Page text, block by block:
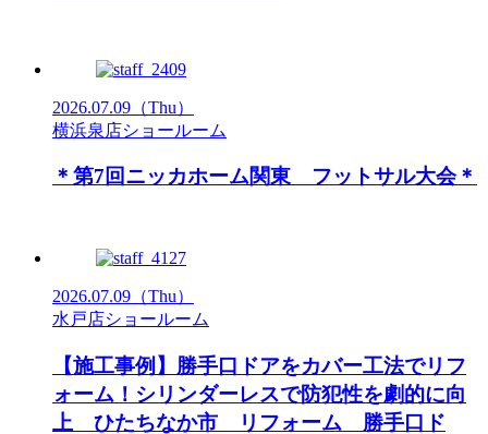
2026.07.09 （Thu）
横浜泉店ショールーム
＊第7回ニッカホーム関東 フットサル大会＊
2026.07.09 （Thu）
水戸店ショールーム
【施工事例】勝手口ドアをカバー工法でリフ
ォーム！シリンダーレスで防犯性を劇的に向
上 ひたちなか市 リフォーム 勝手口ド